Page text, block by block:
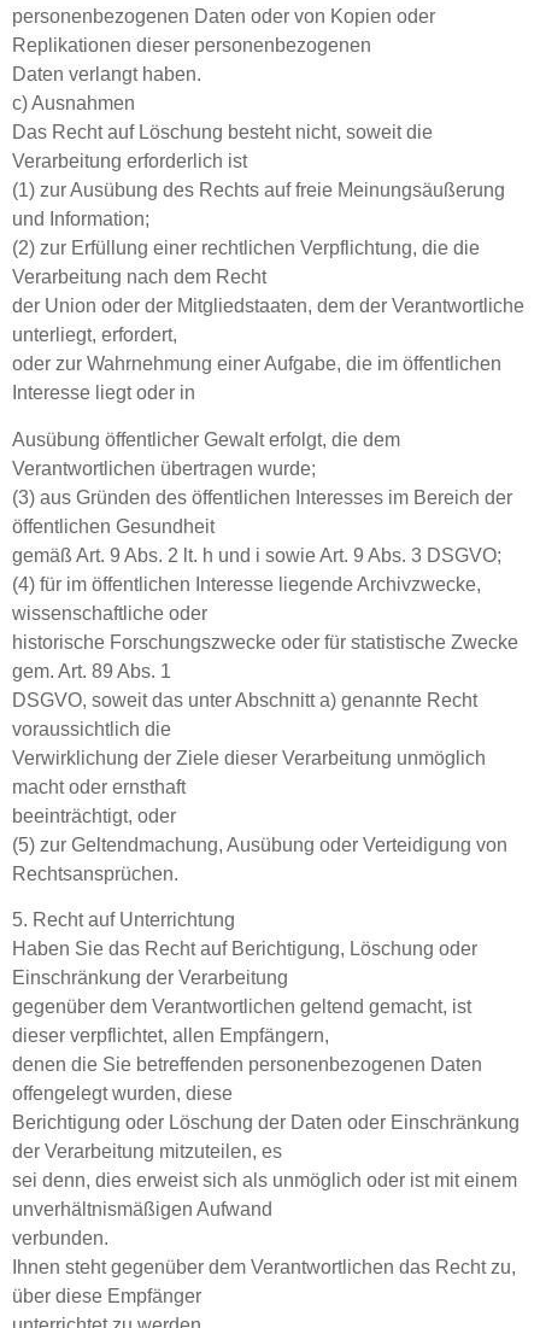
personenbezogenen Daten oder von Kopien oder
Replikationen dieser personenbezogenen
Daten verlangt haben.
c) Ausnahmen
Das Recht auf Löschung besteht nicht, soweit die
Verarbeitung erforderlich ist
(1) zur Ausübung des Rechts auf freie Meinungsäußerung
und Information;
(2) zur Erfüllung einer rechtlichen Verpflichtung, die die
Verarbeitung nach dem Recht
der Union oder der Mitgliedstaaten, dem der Verantwortliche
unterliegt, erfordert,
oder zur Wahrnehmung einer Aufgabe, die im öffentlichen
Interesse liegt oder in
Ausübung öffentlicher Gewalt erfolgt, die dem
Verantwortlichen übertragen wurde;
(3) aus Gründen des öffentlichen Interesses im Bereich der
öffentlichen Gesundheit
gemäß Art. 9 Abs. 2 lt. h und i sowie Art. 9 Abs. 3 DSGVO;
(4) für im öffentlichen Interesse liegende Archivzwecke,
wissenschaftliche oder
historische Forschungszwecke oder für statistische Zwecke
gem. Art. 89 Abs. 1
DSGVO, soweit das unter Abschnitt a) genannte Recht
voraussichtlich die
Verwirklichung der Ziele dieser Verarbeitung unmöglich
macht oder ernsthaft
beeinträchtigt, oder
(5) zur Geltendmachung, Ausübung oder Verteidigung von
Rechtsansprüchen.
5. Recht auf Unterrichtung
Haben Sie das Recht auf Berichtigung, Löschung oder
Einschränkung der Verarbeitung
gegenüber dem Verantwortlichen geltend gemacht, ist
dieser verpflichtet, allen Empfängern,
denen die Sie betreffenden personenbezogenen Daten
offengelegt wurden, diese
Berichtigung oder Löschung der Daten oder Einschränkung
der Verarbeitung mitzuteilen, es
sei denn, dies erweist sich als unmöglich oder ist mit einem
unverhältnismäßigen Aufwand
verbunden.
Ihnen steht gegenüber dem Verantwortlichen das Recht zu,
über diese Empfänger